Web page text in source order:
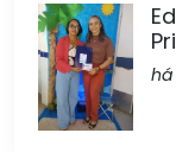
há